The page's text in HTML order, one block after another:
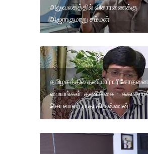
அலுவலகத்தில் விசாரணைக்கு
ஆஜராகுமாறு சம்மன்
தமிழகத்தில் தனியார் பரிசோதனை
மையங்கள் தணிக்கை -
செயலாளர் ராதாகிருஷ்ணன்